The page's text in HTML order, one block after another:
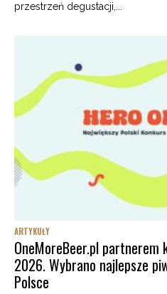
przestrzeń degustacji,...
ARTYKUŁY
OneMoreBeer.pl partnerem
2026. Wybrano najlepsze
Polsce